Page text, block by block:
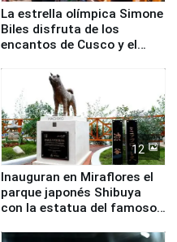
La estrella olímpica Simone
Biles disfruta de los
encantos de Cusco y el
12
Inauguran en Miraflores el
parque japonés Shibuya
con la estatua del famoso